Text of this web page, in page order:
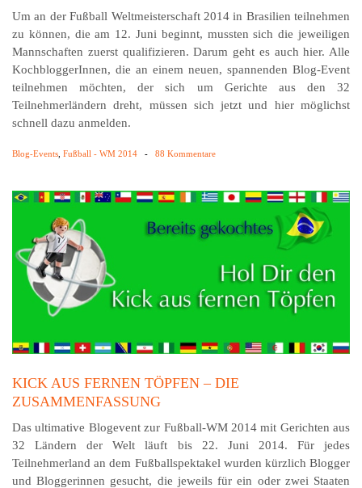
Um an der Fußball Weltmeisterschaft 2014 in Brasilien teilnehmen
zu können, die am 12. Juni beginnt, mussten sich die jeweiligen
Mannschaften zuerst qualifizieren. Darum geht es auch hier. Alle
KochbloggerInnen, die an einem neuen, spannenden Blog-Event
teilnehmen möchten, der sich um Gerichte aus den 32
Teilnehmerländern dreht, müssen sich jetzt und hier möglichst
schnell dazu anmelden.
Blog-Events Fußball - WM 2014 - 88 Kommentare
KICK AUS FERNEN TÖPFEN – DIE
ZUSAMMENFASSUNG
Das ultimative Blogevent zur Fußball-WM 2014 mit Gerichten aus
32 Ländern der Welt läuft bis 22. Juni 2014. Für jedes
Teilnehmerland an dem Fußballspektakel wurden kürzlich Blogger
und Bloggerinnen gesucht, die jeweils für ein oder zwei Staaten